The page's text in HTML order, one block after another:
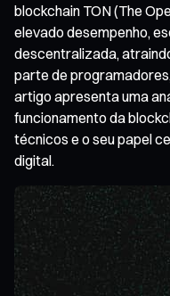
blockchain TON (The
elevado desempenho,
descentralizada,
parte de
artigo apresenta uma
funcionamento da
técnicos e o seu papel
digital.